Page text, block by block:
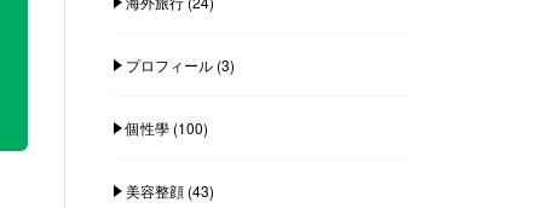
プロフィール(3)
個性學(100)
美容整顔(43)